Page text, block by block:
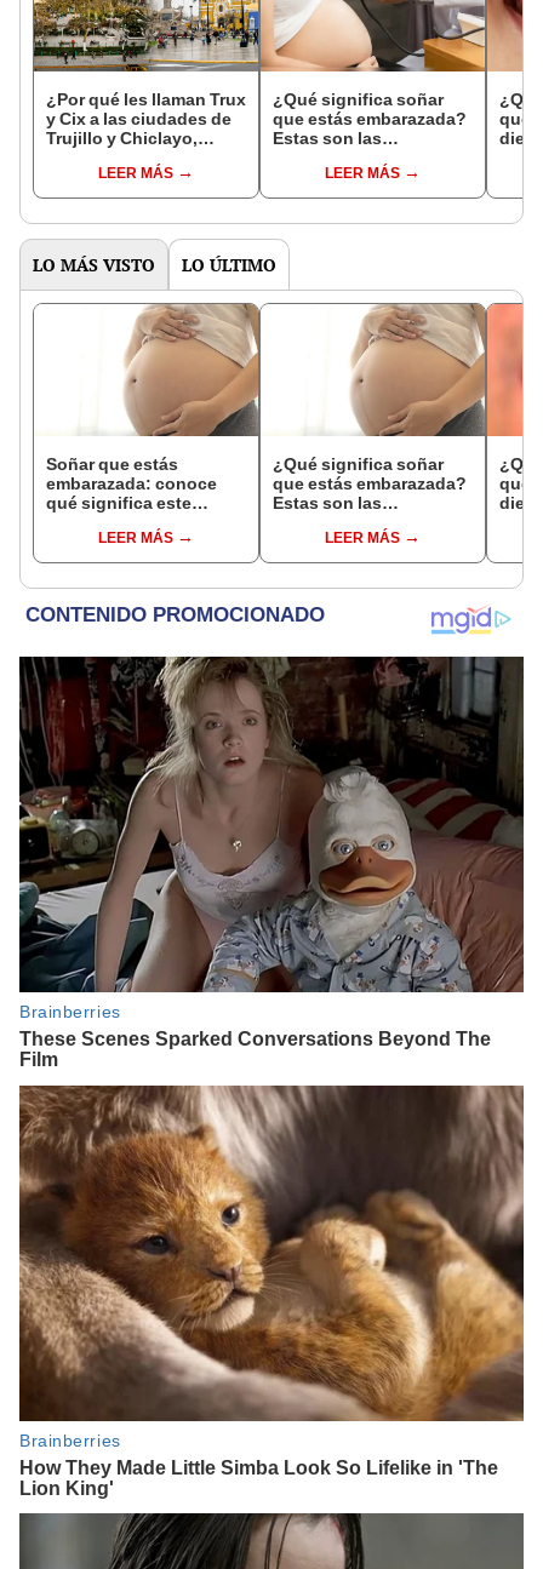
¿Por qué les llaman Trux
y Cix a las ciudades de
Trujillo y Chiclayo,
LEER MÁS
¿Qué significa soñar
que estás embarazada?
Estas son las
comunesLEER MÁS
que
LO MÁS VISTO LO ÚLTIMO
Soñar que estás
embarazada: conoce
qué significa este
LEER MÁS
¿Qué significa soñar
que estás embarazada?
Estas son las
comunesLEER MÁS
que